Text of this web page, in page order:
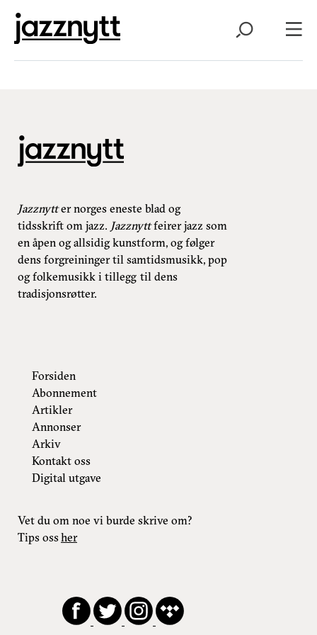
Jazznytter norges eneste blad og
tidsskrift om jazz. Jazznyttfeirer jazz som
en åpen og allsidig kunstform, og følger
dens forgreininger til samtidsmusikk, pop
og folkemusikk i tillegg til dens
tradisjonsrøtter.
Forsiden
Abonnement
Artikler
Annonser
Arkiv
Kontakt oss
Digital utgave
Vet du om noe vi burde skrive om?
Tips ossher